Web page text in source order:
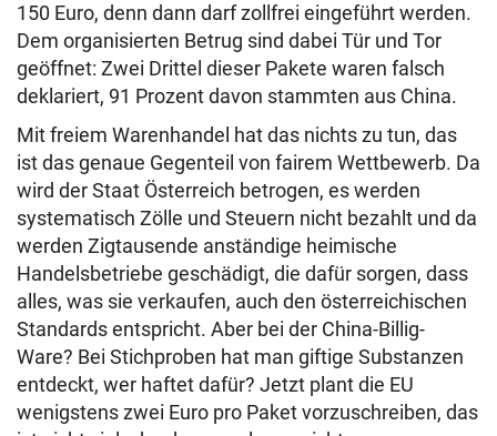
150 Euro, denn dann darf zollfrei eingeführt werden.
Dem organisierten Betrug sind dabei Tür und Tor
geöffnet: Zwei Drittel dieser Pakete waren falsch
deklariert, 91 Prozent davon stammten aus China.
Mit freiem Warenhandel hat das nichts zu tun, das
ist das genaue Gegenteil von fairem Wettbewerb. Da
wird der Staat Österreich betrogen, es werden
systematisch Zölle und Steuern nicht bezahlt und da
werden Zigtausende anständige heimische
Handelsbetriebe geschädigt, die dafür sorgen, dass
alles, was sie verkaufen, auch den österreichischen
Standards entspricht. Aber bei der China-Billig-
Ware? Bei Stichproben hat man giftige Substanzen
entdeckt, wer haftet dafür? Jetzt plant die EU
wenigstens zwei Euro pro Paket vorzuschreiben, das